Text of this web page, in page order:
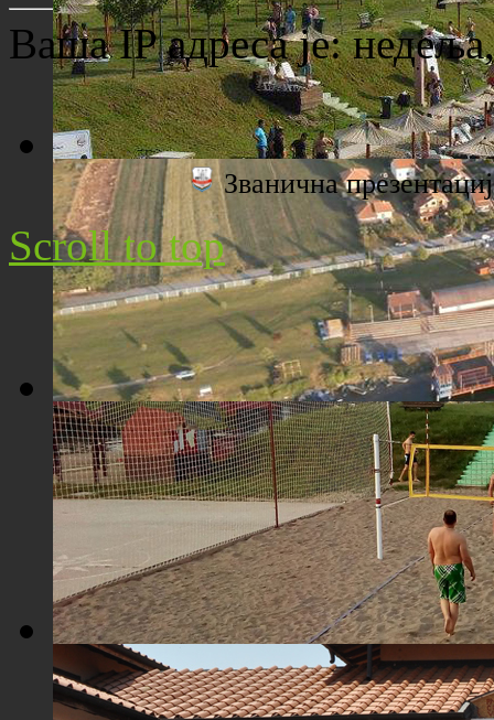
Плажа "Топољар" - Поглед са торња
Плажа "Топољар" - Поглед из ваздуха
Плажа "Топољар" - Терени на песку
Ваша IP адреса је:
Званична
Scroll to top